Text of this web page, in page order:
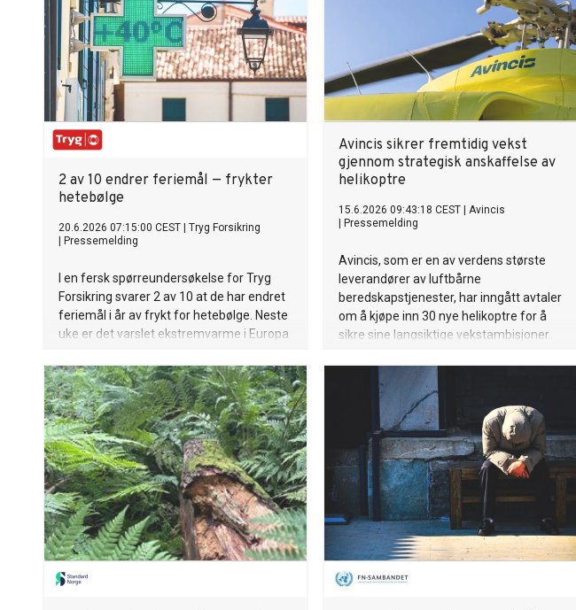
2 av 10 endrer feriemål — frykter
hetebølge
20.6.2026 07:15:00 CEST
Tryg Forsikring
Pressemelding
I en fersk spørreundersøkelse for Tryg
Forsikring svarer 2 av 10 at de har endret
feriemål i år av frykt for hetebølge. Neste
uke er det varslet ekstremvarme i Europa
Mange frykter ferien kan bli ødelagt hvis
det blir for varmt, mener Tryg.
Avincis sikrer fremtidig vekst
gjennom strategisk anskaffelse av
helikoptre
15.6.2026 09:43:18 CEST
Avincis
Pressemelding
Avincis, som er en av verdens største
leverandører av luftbårne
beredskapstjenester, har inngått avtaler
om å kjøpe inn 30 nye helikoptre for å
sikre sine langsiktige vekstambisjoner.